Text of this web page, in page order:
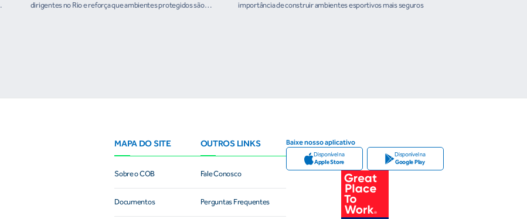
dirigentes no Rio e reforça que ambientes protegidos são
importância de construir ambientes esportivos mais seguros
MAPA DO SITE
Sobre o COB
Documentos
OUTROS LINKS
Fale Conosco
Perguntas Frequentes
Baixe nosso aplicativo
Disponível na
Apple Store
Disponível na
Google Play